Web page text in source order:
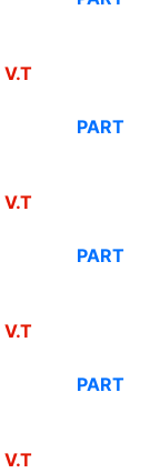
V.T
PART
V.T
PART
V.T
PART
V.T